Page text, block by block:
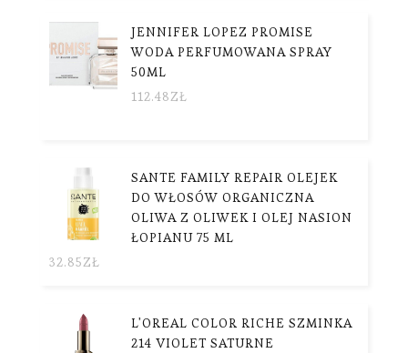
JENNIFER LOPEZ PROMISE
WODA PERFUMOWANA SPRAY
50ML
112.48ZŁ
SANTE FAMILY REPAIR OLEJEK
DO WŁOSÓW ORGANICZNA
OLIWA Z OLIWEK I OLEJ NASION
ŁOPIANU 75 ML
32.85ZŁ
L'OREAL COLOR RICHE SZMINKA
214 VIOLET SATURNE